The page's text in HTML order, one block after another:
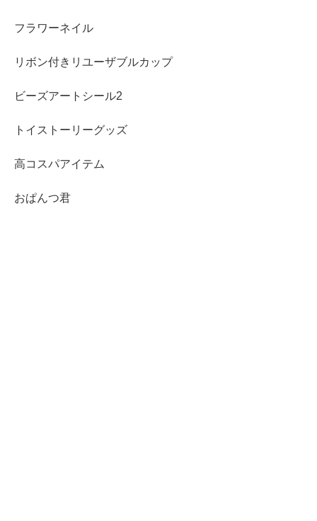
フラワーネイル
リボン付きリユーザブルカップ
ビーズアートシール2
トイストーリーグッズ
高コスパアイテム
おぱんつ君